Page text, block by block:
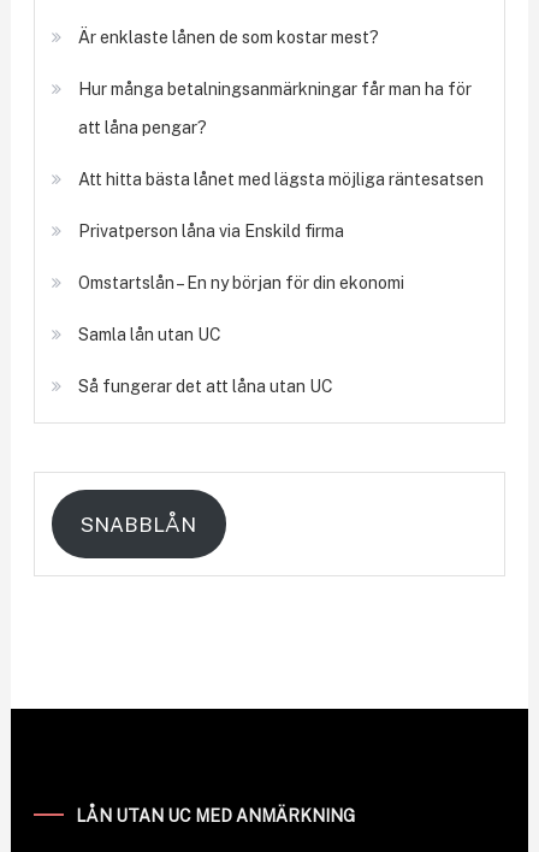
Är enklaste lånen de som kostar mest?
Hur många betalningsanmärkningar får man ha för
att låna pengar?
Att hitta bästa lånet med lägsta möjliga räntesatsen
Privatperson låna via Enskild firma
Omstartslån – En ny början för din ekonomi
Samla lån utan UC
Så fungerar det att låna utan UC
SNABBLÅN
LÅN UTAN UC MED ANMÄRKNING